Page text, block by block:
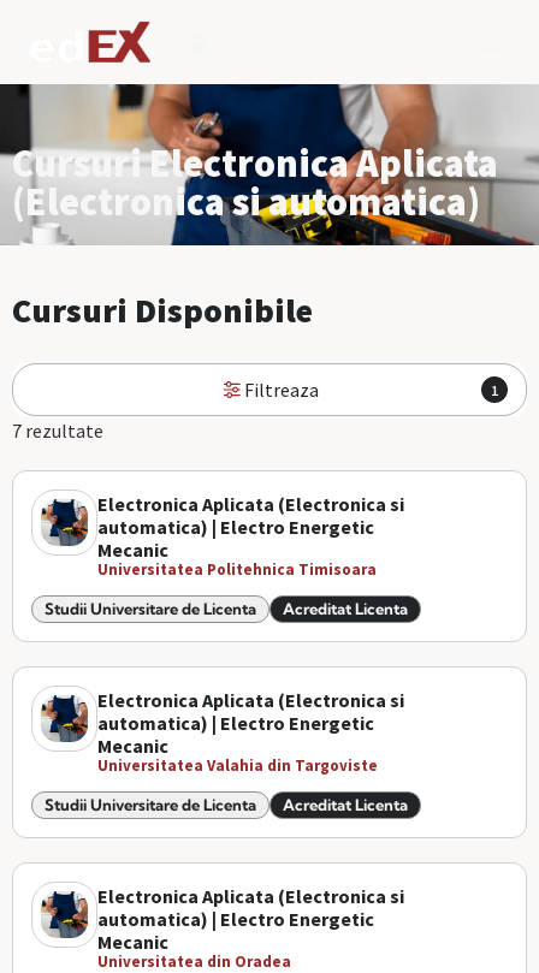
Cursuri Electronica Aplicata
(Electronica si automatica)
Cursuri Disponibile
Filtreaza 1
7 rezultate
Electronica Aplicata (Electronica si
automatica) | Electro Energetic
Mecanic
Universitatea Politehnica Timisoara
Studii Universitare de Licenta Acreditat Licenta
Electronica Aplicata (Electronica si
automatica) | Electro Energetic
Mecanic
Universitatea Valahia din Targoviste
Studii Universitare de Licenta Acreditat Licenta
Electronica Aplicata (Electronica si
automatica) | Electro Energetic
Mecanic
Universitatea din Oradea